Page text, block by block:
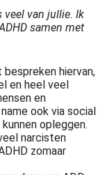
veel van jullie. Ik
samen met
hiervan,
en heel veel
en
ook via social
opleggen.
narcisten
zomaar